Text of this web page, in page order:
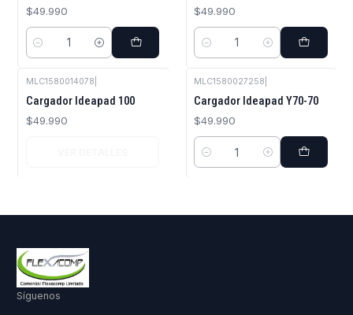
$49.990
Cantidad
$49.990
Cantidad
MLC1580014078
Cargador Ideapad 100
$49.990
MLC1580027258
Cargador Ideapad Y70-70
$49.990
Cantidad
Síguenos